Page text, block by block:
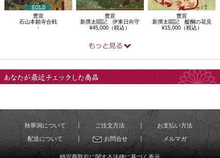
豊宣
石山本願寺合戦
-
豊宣
新撰太閤記 伊東日向守
¥45,000（税込）
豊宣
新撰太閤記 醍醐の花見
¥15,000（税込）
秋華洞について ご注文方法
お支払い方法
配送について
お問合せ メルマガ